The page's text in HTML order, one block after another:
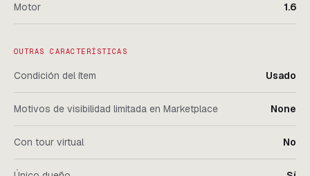
Motor 1.6
OUTRAS CARACTERÍSTICAS
Condición del ítem Usado
Motivos de visibilidad limitada en Marketplace None
Con tour virtual No